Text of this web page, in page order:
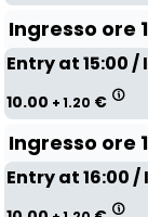
Ingresso ore
Entry at 15:00
10.00 + 1.20 €
Ingresso ore
Entry at 16:00